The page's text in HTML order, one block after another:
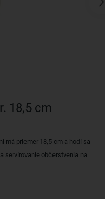
18,5 cm
má priemer 18,5 cm a hodí sa
servírovanie občerstvenia na